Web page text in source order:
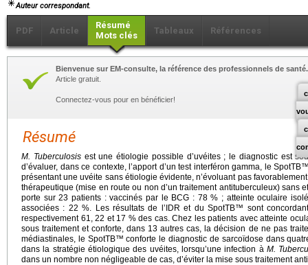
Auteur correspondant.
PDF Article
Résumé
Mots clés
Tableaux Références
Bienvenue sur EM-consulte, la référence des professionnels de santé.
Article gratuit.
Connectez-vous pour en bénéficier!
Résumé
M. Tuberculosisest une étiologie possible d’uvéites ; le diagnostic est
d’évaluer, dans ce contexte, l’apport d’un test interféron gamma, le
présentant une uvéite sans étiologie évidente, n’évoluant pas
thérapeutique (mise en route ou non d’un traitement antituberculeux) sans
porte sur 23 patients : vaccinés par le BCG : 78 % ; atteinte oculaire
associées : 22 %. Les résultats de l’IDR et du SpotTB™ sont
respectivement 61, 22 et 17 % des cas. Chez les patients avec atteinte
sous traitement et conforte, dans 13 autres cas, la décision de ne pas
médiastinales, le SpotTB™ conforte le diagnostic de sarcoïdose dans
dans la stratégie étiologique des uvéites, lorsqu’une infection à M.
dans un nombre non négligeable de cas, d’éviter la mise sous traitement